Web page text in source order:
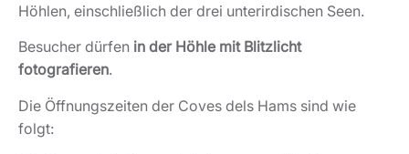
Höhlen, einschließlich der drei unterirdischen Seen.
Besucher dürfen in der Höhle mit Blitzlicht
fotografieren.
Die Öffnungszeiten der Coves dels Hams sind wie
folgt: